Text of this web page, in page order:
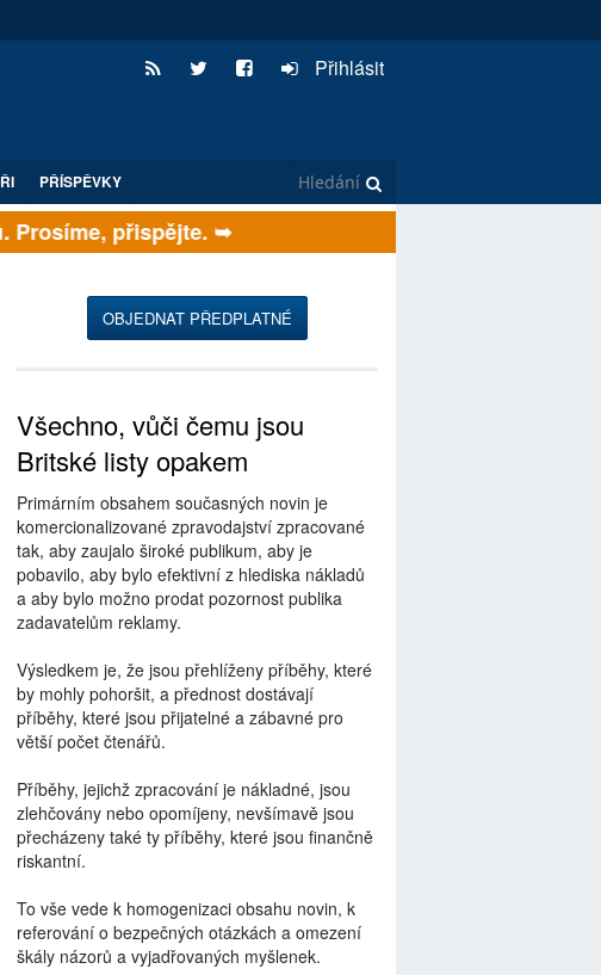
Přihlásit
PŘÍSPĚVKY
přispějte. ➥
OBJEDNAT PŘEDPLATNÉ
Všechno, vůči čemu jsou
Britské listy opakem
Primárním obsahem současných novin je
komercionalizované zpravodajství zpracované
tak, aby zaujalo široké publikum, aby je
pobavilo, aby bylo efektivní z hlediska nákladů
a aby bylo možno prodat pozornost publika
zadavatelům reklamy.
Výsledkem je, že jsou přehlíženy příběhy, které
by mohly pohoršit, a přednost dostávají
příběhy, které jsou přijatelné a zábavné pro
větší počet čtenářů.
Příběhy, jejichž zpracování je nákladné, jsou
zlehčovány nebo opomíjeny, nevšímavě jsou
přecházeny také ty příběhy, které jsou finančně
riskantní.
To vše vede k homogenizaci obsahu novin, k
referování o bezpečných otázkách a omezení
škály názorů a vyjadřovaných myšlenek.